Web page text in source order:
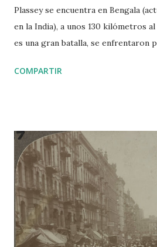
Plassey se encuentra en Bengala
en la India), a unos 130 kilómetros
es una gran batalla, se enfrentaron
grupo de artilleros franceses, y por
irreversible del dominio británico en
antecedentes son muy complejos.
Oeste el mar Arábigo y al Este el
Clive comandaba unos 3.000
50.000. Ello fue posible por tres
tremendo aguacero silenció la
al contrario que los ingleses, no
COMPARTIR